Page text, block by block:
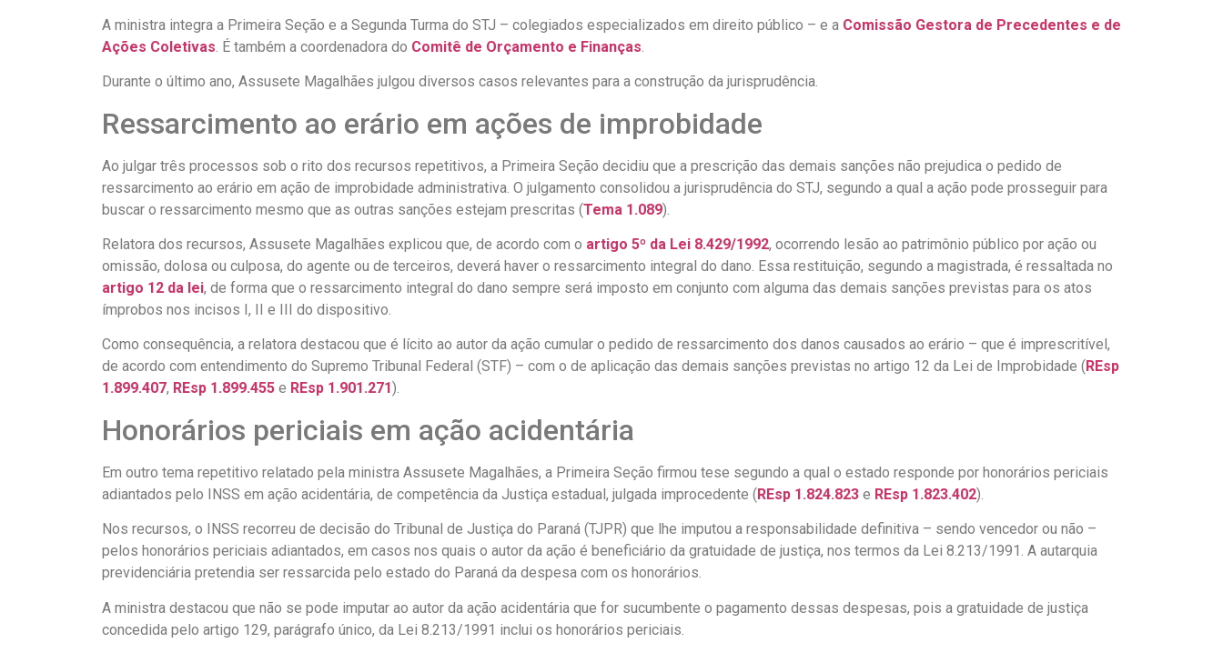
A ministra integra a Primeira Seção e a Segunda Turma do STJ – colegiados especializados em direito público – e a Comissão Gestora de Precedentes e de
Ações Coletivas. É também a coordenadora do Comitê de Orçamento e Finanças.
Durante o último ano, Assusete Magalhães julgou diversos casos relevantes para a construção da jurisprudência.
Ressarcimento ao erário em ações de improbidade
Ao julgar três processos sob o rito dos recursos repetitivos, a Primeira Seção decidiu que a prescrição das demais sanções não prejudica o pedido de
ressarcimento ao erário em ação de improbidade administrativa. O julgamento consolidou a jurisprudência do STJ, segundo a qual a ação pode prosseguir para
buscar o ressarcimento mesmo que as outras sanções estejam prescritas (Tema 1.089).
Relatora dos recursos, Assusete Magalhães explicou que, de acordo com o artigo 5º da Lei 8.429/1992, ocorrendo lesão ao patrimônio público por ação ou
omissão, dolosa ou culposa, do agente ou de terceiros, deverá haver o ressarcimento integral do dano. Essa restituição, segundo a magistrada, é ressaltada no
artigo 12 da lei, de forma que o ressarcimento integral do dano sempre será imposto em conjunto com alguma das demais sanções previstas para os atos
ímprobos nos incisos I, II e III do dispositivo.
Como consequência, a relatora destacou que é lícito ao autor da ação cumular o pedido de ressarcimento dos danos causados ao erário – que é imprescritível,
de acordo com entendimento do Supremo Tribunal Federal (STF) – com o de aplicação das demais sanções previstas no artigo 12 da Lei de Improbidade ( REsp
1.899.407, REsp 1.899.455 e REsp 1.901.271 ).
Honorários periciais em ação acidentária
Em outro tema repetitivo relatado pela ministra Assusete Magalhães, a Primeira Seção firmou tese segundo a qual o estado responde por honorários periciais
adiantados pelo INSS em ação acidentária, de competência da Justiça estadual, julgada improcedente (REsp 1.824.823 e REsp 1.823.402).
Nos recursos, o INSS recorreu de decisão do Tribunal de Justiça do Paraná (TJPR) que lhe imputou a responsabilidade definitiva – sendo vencedor ou não –
pelos honorários periciais adiantados, em casos nos quais o autor da ação é beneficiário da gratuidade de justiça, nos termos da Lei 8.213/1991. A autarquia
previdenciária pretendia ser ressarcida pelo estado do Paraná da despesa com os honorários.
A ministra destacou que não se pode imputar ao autor da ação acidentária que for sucumbente o pagamento dessas despesas, pois a gratuidade de justiça
concedida pelo artigo 129, parágrafo único, da Lei 8.213/1991 inclui os honorários periciais.